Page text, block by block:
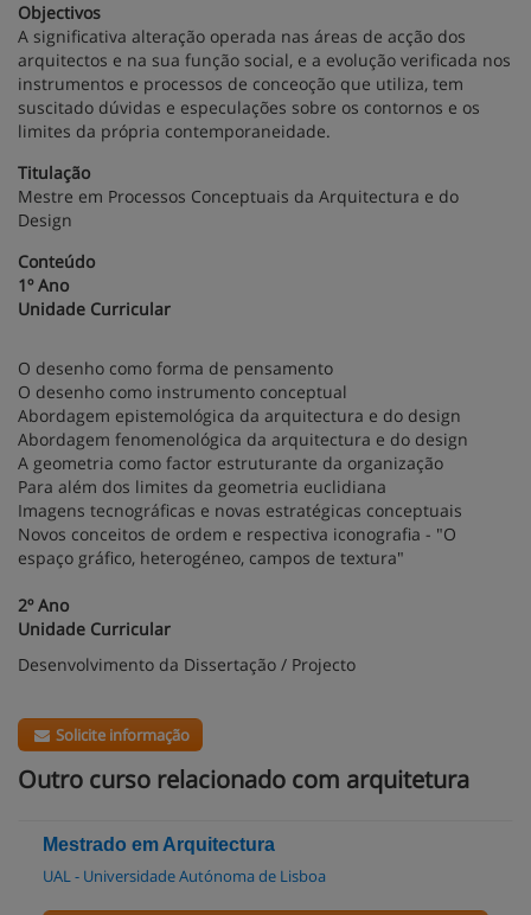
Objectivos
A significativa alteração operada nas áreas de acção dos
arquitectos e na sua função social, e a evolução verificada nos
instrumentos e processos de conceoção que utiliza, tem
suscitado dúvidas e especulações sobre os contornos e os
limites da própria contemporaneidade.
Titulação
Mestre em Processos Conceptuais da Arquitectura e do
Design
Conteúdo
1º Ano
Unidade Curricular
O desenho como forma de pensamento
O desenho como instrumento conceptual
Abordagem epistemológica da arquitectura e do design
Abordagem fenomenológica da arquitectura e do design
A geometria como factor estruturante da organização
Para além dos limites da geometria euclidiana
Imagens tecnográficas e novas estratégicas conceptuais
Novos conceitos de ordem e respectiva iconografia - "O
espaço gráfico, heterogéneo, campos de textura"
2º Ano
Unidade Curricular
Desenvolvimento da Dissertação / Projecto
Solicite informação
Outro curso relacionado com arquitetura
Mestrado em Arquitectura
UAL - Universidade Autónoma de Lisboa